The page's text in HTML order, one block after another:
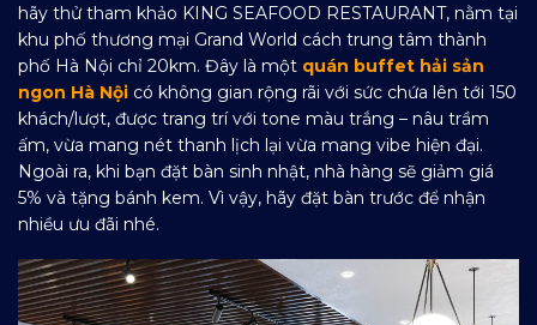
hãy thử tham khảo KING SEAFOOD RESTAURANT, nằm tại
khu phố thương mại Grand World cách trung tâm thành
phố Hà Nội chỉ 20km. Đây là một quán buffet hải sản
ngon Hà Nội có không gian rộng rãi với sức chứa lên tới 150
khách/lượt, được trang trí với tone màu trắng – nâu trầm
ấm, vừa mang nét thanh lịch lại vừa mang vibe hiện đại.
Ngoài ra, khi bạn đặt bàn sinh nhật, nhà hàng sẽ giảm giá
5% và tặng bánh kem. Vì vậy, hãy đặt bàn trước để nhận
nhiều ưu đãi nhé.